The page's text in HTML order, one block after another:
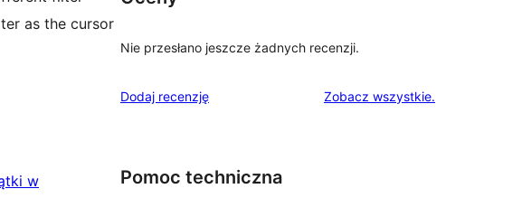
as the cursor
w
Nie przesłano jeszcze żadnych recenzji.
Dodaj recenzję Zobacz wszystkierecenzje
.
Pomoc techniczna